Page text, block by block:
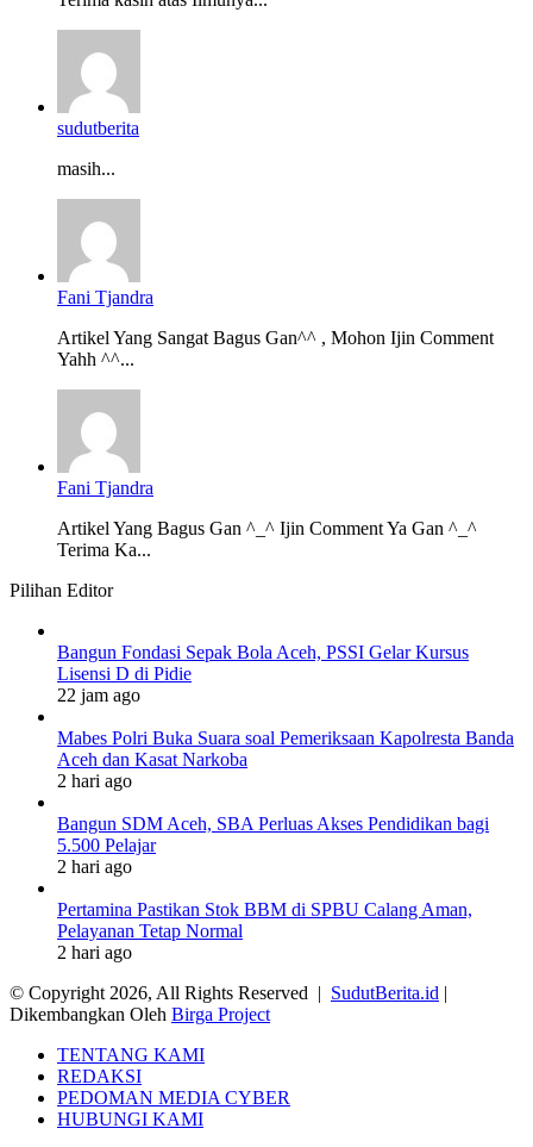
sudutberita
masih...
Fani Tjandra
Artikel Yang Sangat Bagus Gan^^ , Mohon Ijin Comment
Yahh ^^...
Fani Tjandra
Artikel Yang Bagus Gan ^_^ Ijin Comment Ya Gan ^_^
Terima Ka...
Pilihan Editor
Bangun Fondasi Sepak Bola Aceh, PSSI Gelar Kursus
Lisensi D di Pidie
22 jam ago
Mabes Polri Buka Suara soal Pemeriksaan Kapolresta Banda
Aceh dan Kasat Narkoba
2 hari ago
Bangun SDM Aceh, SBA Perluas Akses Pendidikan bagi
5.500 Pelajar
2 hari ago
Pertamina Pastikan Stok BBM di SPBU Calang Aman,
Pelayanan Tetap Normal
2 hari ago
© Copyright 2026, All Rights Reserved | SudutBerita.id |
Dikembangkan Oleh Birga Project
TENTANG KAMI
REDAKSI
PEDOMAN MEDIA CYBER
HUBUNGI KAMI